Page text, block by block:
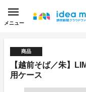
メニュー
商品
【越前そば／朱】
用ケース